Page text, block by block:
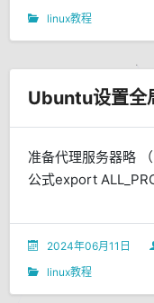
linux教程
Ubuntu设置全
准备代理服务器略
公式export
2024年06月11日
linux教程